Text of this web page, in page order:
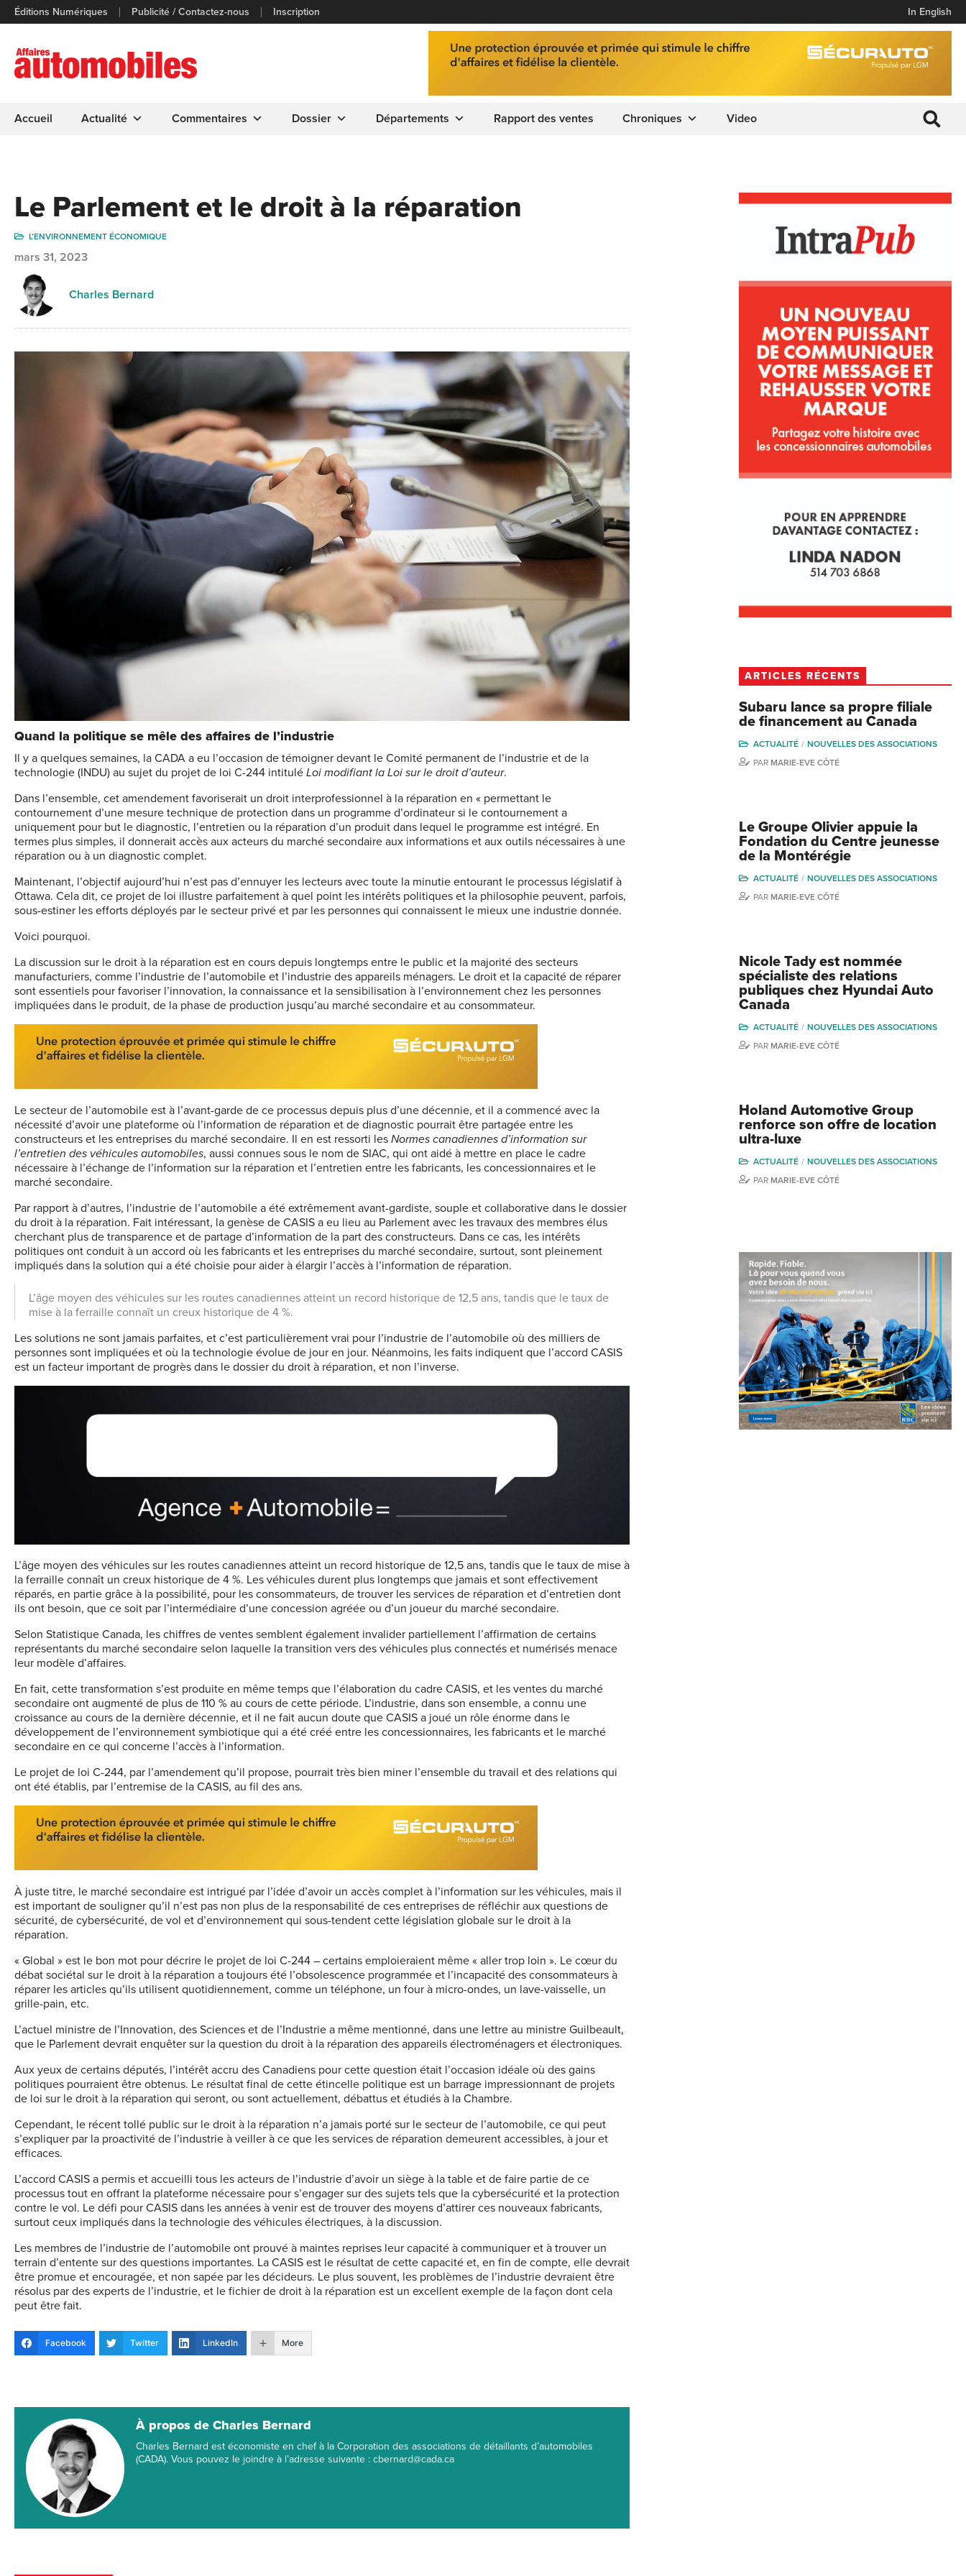
Éditions Numériques Publicité / Contactez-nous Inscription In English
Accueil Actualité Commentaires Dossier Départements Rapport des ventes Chroniques Video
Le Parlement et le droit à la réparation
L’ENVIRONNEMENT ÉCONOMIQUE
mars 31, 2023
Charles Bernard
Quand la politique se mêle des affaires de l’industrie
Il y a quelques semaines, la CADA a eu l’occasion de témoigner devant le Comité permanent de l’industrie et de la
technologie (INDU) au sujet du projet de loi C-244 intitulé Loi modifiant la Loi sur le droit d’auteur.
Dans l’ensemble, cet amendement favoriserait un droit interprofessionnel à la réparation en « permettant le
contournement d’une mesure technique de protection dans un programme d’ordinateur si le contournement a
uniquement pour but le diagnostic, l’entretien ou la réparation d’un produit dans lequel le programme est intégré. En
termes plus simples, il donnerait accès aux acteurs du marché secondaire aux informations et aux outils nécessaires à une
réparation ou à un diagnostic complet.
Maintenant, l’objectif aujourd’hui n’est pas d’ennuyer les lecteurs avec toute la minutie entourant le processus législatif à
Ottawa. Cela dit, ce projet de loi illustre parfaitement à quel point les intérêts politiques et la philosophie peuvent, parfois,
sous-estiner les efforts déployés par le secteur privé et par les personnes qui connaissent le mieux une industrie donnée.
Voici pourquoi.
La discussion sur le droit à la réparation est en cours depuis longtemps entre le public et la majorité des secteurs
manufacturiers, comme l’industrie de l’automobile et l’industrie des appareils ménagers. Le droit et la capacité de réparer
sont essentiels pour favoriser l’innovation, la connaissance et la sensibilisation à l’environnement chez les personnes
impliquées dans le produit, de la phase de production jusqu’au marché secondaire et au consommateur.
Le secteur de l’automobile est à l’avant-garde de ce processus depuis plus d’une décennie, et il a commencé avec la
nécessité d’avoir une plateforme où l’information de réparation et de diagnostic pourrait être partagée entre les
constructeurs et les entreprises du marché secondaire. Il en est ressorti les Normes canadiennes d’information sur
l’entretien des véhicules automobiles, aussi connues sous le nom de SIAC, qui ont aidé à mettre en place le cadre
nécessaire à l’échange de l’information sur la réparation et l’entretien entre les fabricants, les concessionnaires et le
marché secondaire.
Par rapport à d’autres, l’industrie de l’automobile a été extrêmement avant-gardiste, souple et collaborative dans le dossier
du droit à la réparation. Fait intéressant, la genèse de CASIS a eu lieu au Parlement avec les travaux des membres élus
cherchant plus de transparence et de partage d’information de la part des constructeurs. Dans ce cas, les intérêts
politiques ont conduit à un accord où les fabricants et les entreprises du marché secondaire, surtout, sont pleinement
impliqués dans la solution qui a été choisie pour aider à élargir l’accès à l’information de réparation.
L’âge moyen des véhicules sur les routes canadiennes atteint un record historique de 12,5 ans, tandis que le taux de
mise à la ferraille connaît un creux historique de 4 %.
Les solutions ne sont jamais parfaites, et c’est particulièrement vrai pour l’industrie de l’automobile où des milliers de
personnes sont impliquées et où la technologie évolue de jour en jour. Néanmoins, les faits indiquent que l’accord CASIS
est un facteur important de progrès dans le dossier du droit à réparation, et non l’inverse.
L’âge moyen des véhicules sur les routes canadiennes atteint un record historique de 12,5 ans, tandis que le taux de mise à
la ferraille connaît un creux historique de 4 %. Les véhicules durent plus longtemps que jamais et sont effectivement
réparés, en partie grâce à la possibilité, pour les consommateurs, de trouver les services de réparation et d’entretien dont
ils ont besoin, que ce soit par l’intermédiaire d’une concession agréée ou d’un joueur du marché secondaire.
Selon Statistique Canada, les chiffres de ventes semblent également invalider partiellement l’affirmation de certains
représentants du marché secondaire selon laquelle la transition vers des véhicules plus connectés et numérisés menace
leur modèle d’affaires.
En fait, cette transformation s’est produite en même temps que l’élaboration du cadre CASIS, et les ventes du marché
secondaire ont augmenté de plus de 110 % au cours de cette période. L’industrie, dans son ensemble, a connu une
croissance au cours de la dernière décennie, et il ne fait aucun doute que CASIS a joué un rôle énorme dans le
développement de l’environnement symbiotique qui a été créé entre les concessionnaires, les fabricants et le marché
secondaire en ce qui concerne l’accès à l’information.
Le projet de loi C-244, par l’amendement qu’il propose, pourrait très bien miner l’ensemble du travail et des relations qui
ont été établis, par l’entremise de la CASIS, au fil des ans.
À juste titre, le marché secondaire est intrigué par l’idée d’avoir un accès complet à l’information sur les véhicules, mais il
est important de souligner qu’il n’est pas non plus de la responsabilité de ces entreprises de réfléchir aux questions de
sécurité, de cybersécurité, de vol et d’environnement qui sous-tendent cette législation globale sur le droit à la
réparation.
« Global » est le bon mot pour décrire le projet de loi C-244 – certains emploieraient même « aller trop loin ». Le cœur du
débat sociétal sur le droit à la réparation a toujours été l’obsolescence programmée et l’incapacité des consommateurs à
réparer les articles qu’ils utilisent quotidiennement, comme un téléphone, un four à micro-ondes, un lave-vaisselle, un
grille-pain, etc.
L’actuel ministre de l’Innovation, des Sciences et de l’Industrie a même mentionné, dans une lettre au ministre Guilbeault,
que le Parlement devrait enquêter sur la question du droit à la réparation des appareils électroménagers et électroniques.
Aux yeux de certains députés, l’intérêt accru des Canadiens pour cette question était l’occasion idéale où des gains
politiques pourraient être obtenus. Le résultat final de cette étincelle politique est un barrage impressionnant de projets
de loi sur le droit à la réparation qui seront, ou sont actuellement, débattus et étudiés à la Chambre.
Cependant, le récent tollé public sur le droit à la réparation n’a jamais porté sur le secteur de l’automobile, ce qui peut
s’expliquer par la proactivité de l’industrie à veiller à ce que les services de réparation demeurent accessibles, à jour et
efficaces.
L’accord CASIS a permis et accueilli tous les acteurs de l’industrie d’avoir un siège à la table et de faire partie de ce
processus tout en offrant la plateforme nécessaire pour s’engager sur des sujets tels que la cybersécurité et la protection
contre le vol. Le défi pour CASIS dans les années à venir est de trouver des moyens d’attirer ces nouveaux fabricants,
surtout ceux impliqués dans la technologie des véhicules électriques, à la discussion.
Les membres de l’industrie de l’automobile ont prouvé à maintes reprises leur capacité à communiquer et à trouver un
terrain d’entente sur des questions importantes. La CASIS est le résultat de cette capacité et, en fin de compte, elle devrait
être promue et encouragée, et non sapée par les décideurs. Le plus souvent, les problèmes de l’industrie devraient être
résolus par des experts de l’industrie, et le fichier de droit à la réparation est un excellent exemple de la façon dont cela
peut être fait.
Facebook Twitter LinkedIn More
À propos de Charles Bernard
Charles Bernard est économiste en chef à la Corporation des associations de détaillants d’automobiles
(CADA). Vous pouvez le joindre à l’adresse suivante : cbernard@cada.ca
ARTICLES RÉCENTS
Subaru lance sa propre filiale
de financement au Canada
ACTUALITÉ
NOUVELLES DES ASSOCIATIONS
PAR MARIE-EVE CÔTÉ
Le Groupe Olivier appuie la
Fondation du Centre jeunesse
de la Montérégie
ACTUALITÉ
NOUVELLES DES ASSOCIATIONS
PAR MARIE-EVE CÔTÉ
Nicole Tady est nommée
spécialiste des relations
publiques chez Hyundai Auto
Canada
ACTUALITÉ
NOUVELLES DES ASSOCIATIONS
PAR MARIE-EVE CÔTÉ
Holand Automotive Group
renforce son offre de location
ultra-luxe
ACTUALITÉ
NOUVELLES DES ASSOCIATIONS
PAR MARIE-EVE CÔTÉ